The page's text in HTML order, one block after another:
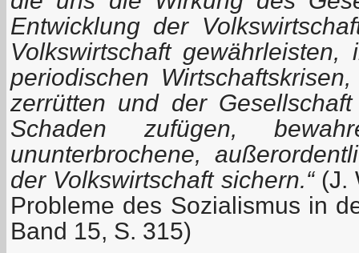
Entwicklung der
Volkswirtschaft
periodischen
zerrütten und der
Schaden zufügen,
ununterbrochene,
der Volkswirtschaft sichern.“(J.
Probleme des Sozialismus in
Band 15, S. 315)